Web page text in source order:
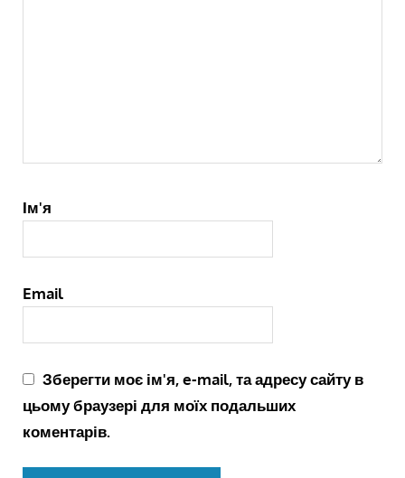
Ім'я
Email
Зберегти моє ім'я, e-mail, та адресу сайту в
цьому браузері для моїх подальших
коментарів.